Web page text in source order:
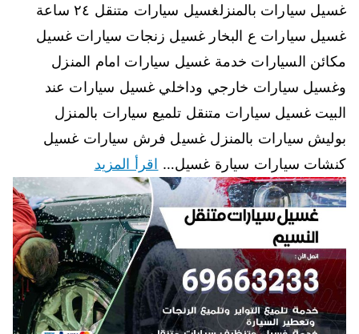
غسيل سيارات بالمنزلغسيل سيارات متنقل ٢٤ ساعة
غسيل سيارات ع البخار غسيل زنجات سيارات غسيل
مكائن السيارات خدمة غسيل سيارات امام المنزل
وغسيل سيارات خارجي وداخلي غسيل سيارات عند
البيت غسيل سيارات متنقل تلميع سيارات بالمنزل
بوليش سيارات بالمنزل غسيل فرش سيارات غسيل
كنشات سيارات سيارة غسيل… اقرأ المزيد